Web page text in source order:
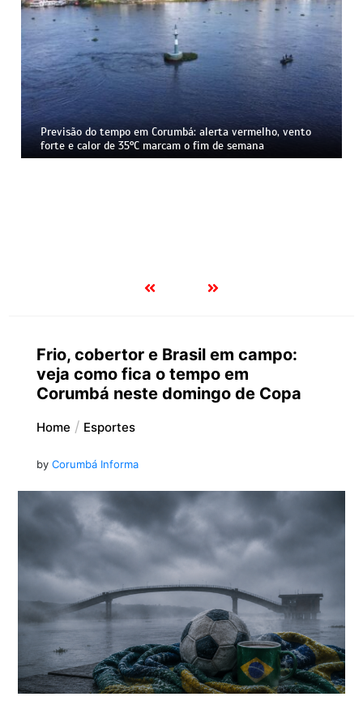
Previsão do tempo em Corumbá: alerta vermelho, vento
forte e calor de 35°C marcam o fim de semana
Frio, cobertor e Brasil em campo:
veja como fica o tempo em
Corumbá neste domingo de Copa
Home Esportes
by Corumbá Informa